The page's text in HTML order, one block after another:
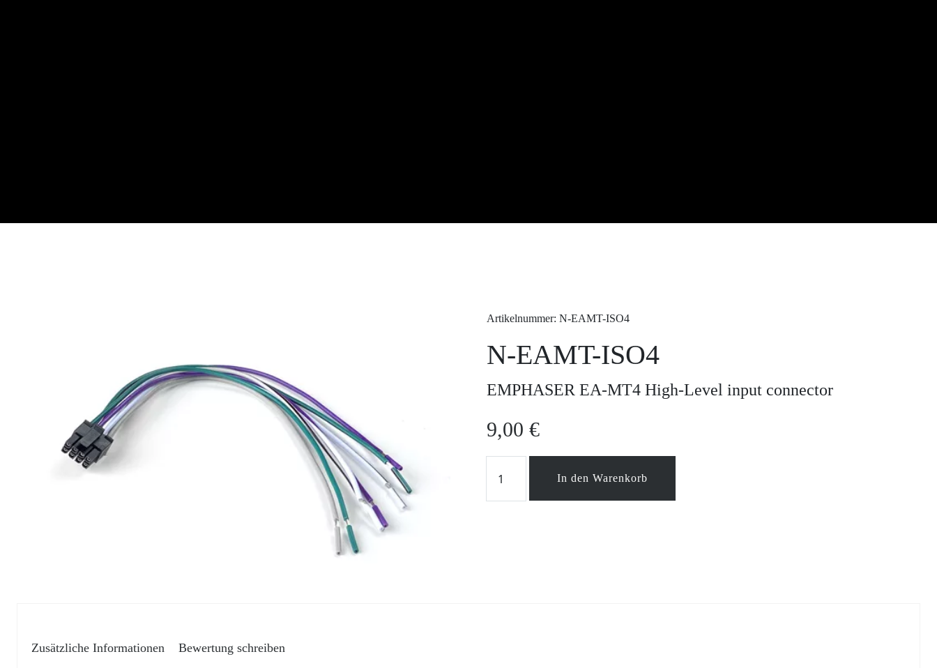
Artikelnummer: N-EAMT-ISO4
N-EAMT-ISO4
EMPHASER EA-MT4 High-Level input connector
9,00 €
EAMT-
ISO4
In den Warenkorb
Zusätzliche Informationen Bewertung schreiben